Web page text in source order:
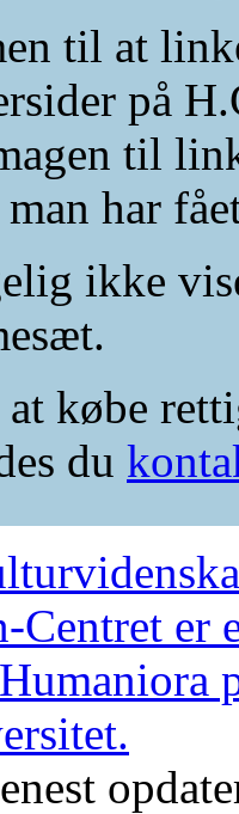
til at
på
til
har
ikke
købe
du